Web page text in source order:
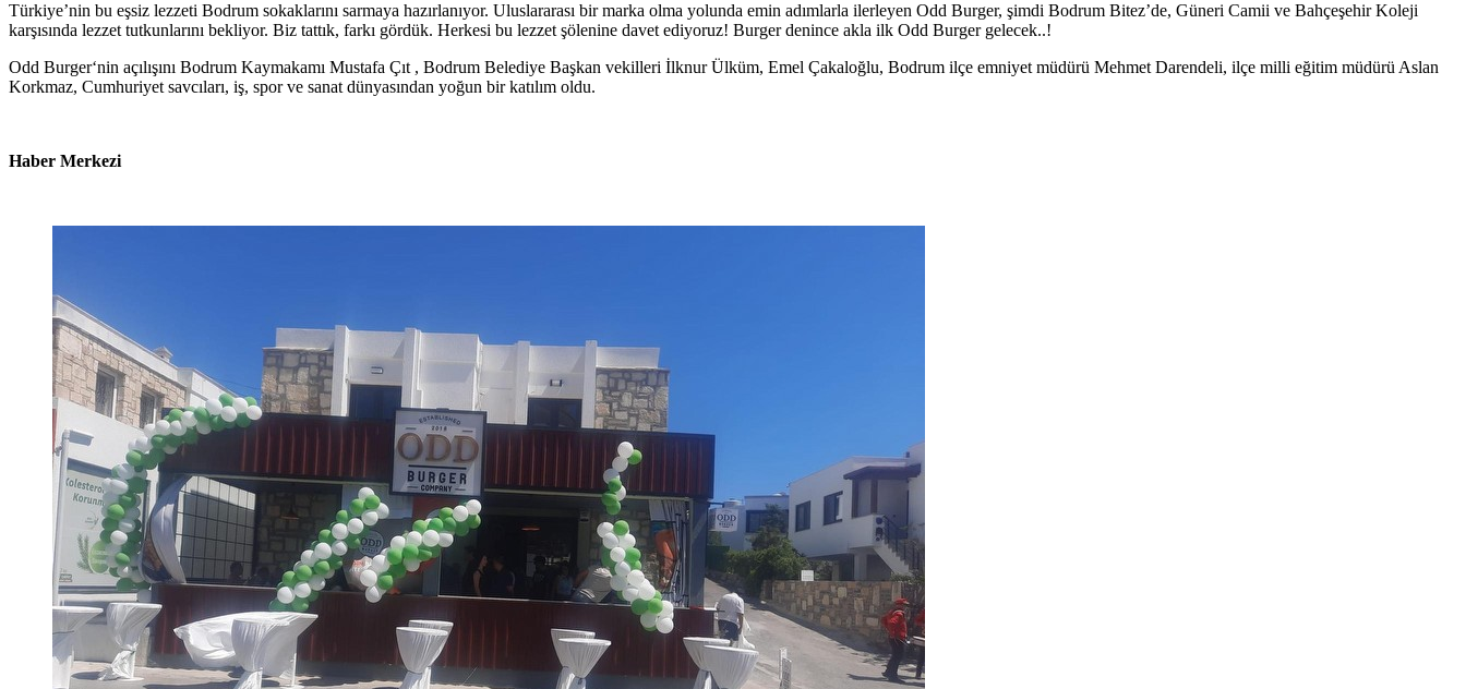
Türkiye’nin bu eşsiz lezzeti Bodrum sokaklarını sarmaya hazırlanıyor. Uluslararası bir marka olma yolunda emin adımlarla ilerleyen Odd Burger, şimdi Bodrum Bitez’de, Güneri Camii ve Bahçeşehir Koleji
karşısında lezzet tutkunlarını bekliyor. Biz tattık, farkı gördük. Herkesi bu lezzet şölenine davet ediyoruz! Burger denince akla ilk Odd Burger gelecek..!
Odd Burger‘nin açılışını Bodrum Kaymakamı Mustafa Çıt , Bodrum Belediye Başkan vekilleri İlknur Ülküm, Emel Çakaloğlu, Bodrum ilçe emniyet müdürü Mehmet Darendeli, ilçe milli eğitim müdürü Aslan
Korkmaz, Cumhuriyet savcıları, iş, spor ve sanat dünyasından yoğun bir katılım oldu.
Haber Merkezi